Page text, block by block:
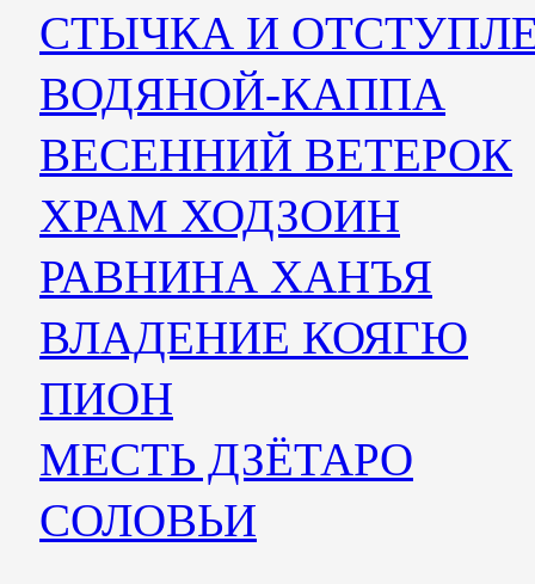
СТЫЧКА И
ВОДЯНОЙ-КАППА
ВЕСЕННИЙ ВЕТЕРОК
ХРАМ ХОДЗОИН
РАВНИНА ХАНЪЯ
ВЛАДЕНИЕ КОЯГЮ
ПИОН
МЕСТЬ ДЗЁТАРО
СОЛОВЬИ